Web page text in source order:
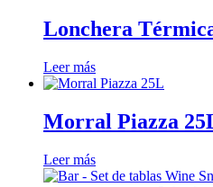
Lonchera
Leer más
Morral Piazza
Leer más